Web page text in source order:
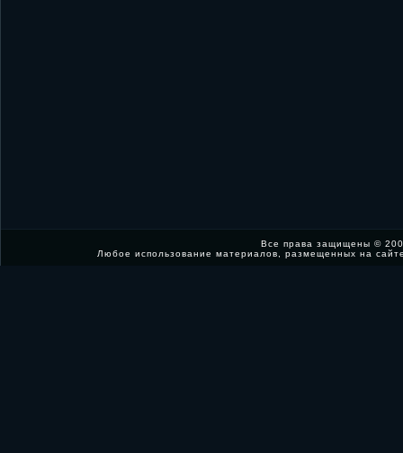
Все права защищены ©
Любое использование материалов, размещенных на